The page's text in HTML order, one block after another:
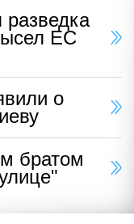
разведка
ЕС
о
братом